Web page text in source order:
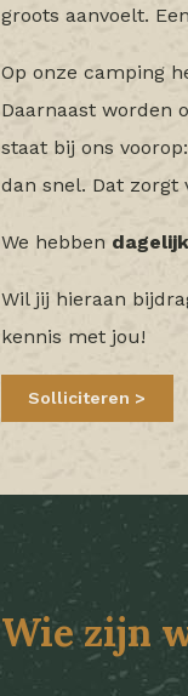
groots aanvoelt.
Op onze camping
Daarnaast worden
staat bij ons
dan snel. Dat zorgt
We hebben
Wil jij hieraan
kennis met jou!
Solliciteren
Wie zijn